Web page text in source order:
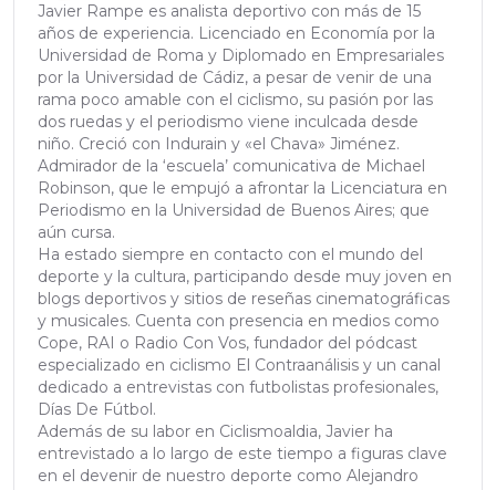
Javier Rampe es analista deportivo con más de 15
años de experiencia. Licenciado en Economía por la
Universidad de Roma y Diplomado en Empresariales
por la Universidad de Cádiz, a pesar de venir de una
rama poco amable con el ciclismo, su pasión por las
dos ruedas y el periodismo viene inculcada desde
niño. Creció con Indurain y «el Chava» Jiménez.
Admirador de la ‘escuela’ comunicativa de Michael
Robinson, que le empujó a afrontar la Licenciatura en
Periodismo en la Universidad de Buenos Aires; que
aún cursa.
Ha estado siempre en contacto con el mundo del
deporte y la cultura, participando desde muy joven en
blogs deportivos y sitios de reseñas cinematográficas
y musicales. Cuenta con presencia en medios como
Cope, RAI o Radio Con Vos, fundador del pódcast
especializado en ciclismo El Contraanálisis y un canal
dedicado a entrevistas con futbolistas profesionales,
Días De Fútbol.
Además de su labor en Ciclismoaldia, Javier ha
entrevistado a lo largo de este tiempo a figuras clave
en el devenir de nuestro deporte como Alejandro